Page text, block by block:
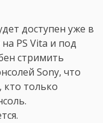
доступен уже в
PS Vita и под
стримить
Sony, что
кто только